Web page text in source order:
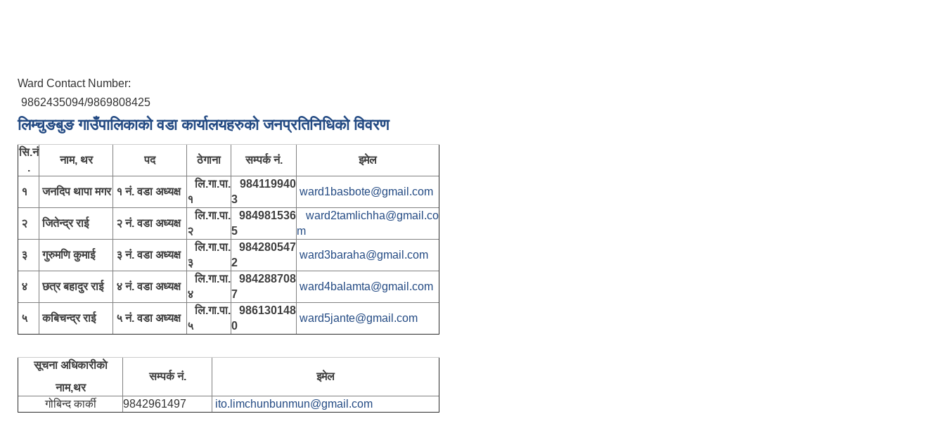
Ward Contact Number:
9862435094/9869808425
लिम्चुङबुङ गाउँपालिकाकाे वडा कार्यालयहरुकाे जनप्रतिनिधिकाे विवरण
सि.नं
.
नाम, थर पद ठेगाना सम्पर्क नं. इमेल
१ जनदिप थापा मगर १ नं. वडा अध्यक्ष
लि.गा.पा.
१
984119940
3
ward1basbote@gmail.com
२ जितेन्द्र राई २ नं. वडा अध्यक्ष
लि.गा.पा.
२
984981536
5
ward2tamlichha@gmail.co
m
३
गुरुमणि कुमाई ३ नं. वडा अध्यक्ष
लि.गा.पा.
३
984280547
2
ward3baraha@gmail.com
४ छत्र बहादुर राई ४ नं. वडा अध्यक्ष
लि.गा.पा.
४
984288708
7
ward4balamta@gmail.com
५ कबिचन्द्र राई ५ नं. वडा अध्यक्ष
लि.गा.पा.
५
986130148
0
ward5jante@gmail.com
सूचना अधिकारीकाे
नाम,थर
सम्पर्क नं. इमेल
गोबिन्द कार्की 9842961497 ito.limchunbunmun@gmail.com